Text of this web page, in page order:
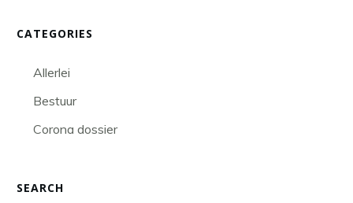
CATEGORIES
Allerlei
Bestuur
Corona dossier
SEARCH